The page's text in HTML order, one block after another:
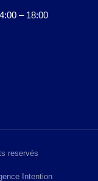
– 18:00
reservés
Intention